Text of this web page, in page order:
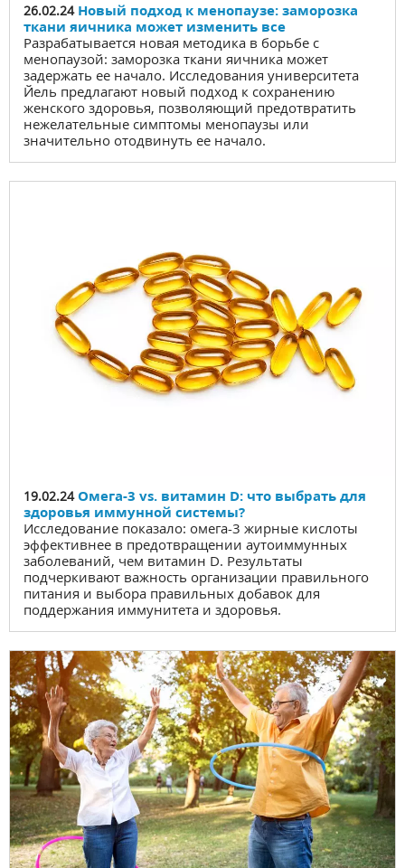
26.02.24 Новый подход к менопаузе: заморозка
ткани яичника может изменить все
Разрабатывается новая методика в борьбе с
менопаузой: заморозка ткани яичника может
задержать ее начало. Исследования университета
Йель предлагают новый подход к сохранению
женского здоровья, позволяющий предотвратить
нежелательные симптомы менопаузы или
значительно отодвинуть ее начало.
19.02.24 Омега-3 vs. витамин D: что выбрать для
здоровья иммунной системы?
Исследование показало: омега-3 жирные кислоты
эффективнее в предотвращении аутоиммунных
заболеваний, чем витамин D. Результаты
подчеркивают важность организации правильного
питания и выбора правильных добавок для
поддержания иммунитета и здоровья.